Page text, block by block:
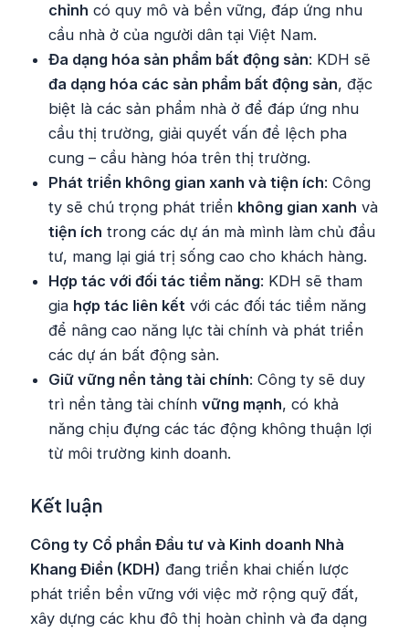
chỉnh có quy mô và bền vững, đáp ứng nhu
cầu nhà ở của người dân tại Việt Nam.
Đa dạng hóa sản phẩm bất động sản: KDH sẽ
đa dạng hóa các sản phẩm bất động sản, đặc
biệt là các sản phẩm nhà ở để đáp ứng nhu
cầu thị trường, giải quyết vấn đề lệch pha
cung – cầu hàng hóa trên thị trường.
Phát triển không gian xanh và tiện ích: Công
ty sẽ chú trọng phát triển không gian xanh và
tiện ích trong các dự án mà mình làm chủ đầu
tư, mang lại giá trị sống cao cho khách hàng.
Hợp tác với đối tác tiềm năng: KDH sẽ tham
gia hợp tác liên kết với các đối tác tiềm năng
để nâng cao năng lực tài chính và phát triển
các dự án bất động sản.
Giữ vững nền tảng tài chính: Công ty sẽ duy
trì nền tảng tài chínhvững mạnh, có khả
năng chịu đựng các tác động không thuận lợi
từ môi trường kinh doanh.
Kết luận
Công ty Cổ phần Đầu tư và Kinh doanh Nhà
Khang Điền (KDH) đang triển khai chiến lược
phát triển bền vững với việc mở rộng quỹ đất,
xây dựng các khu đô thị hoàn chỉnh và đa dạng